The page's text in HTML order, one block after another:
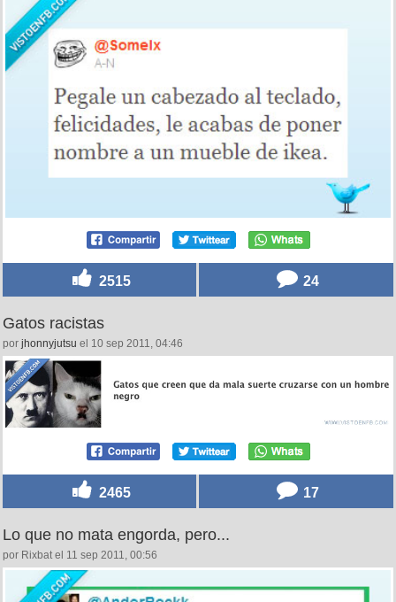
2515 24
Gatos racistas
por jhonnyjutsu el 10 sep 2011, 04:46
2465 17
Lo que no mata engorda, pero...
por Rixbat el 11 sep 2011, 00:56